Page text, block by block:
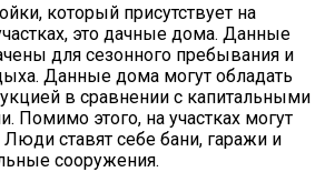
который присутствует на
это дачные дома. Данные
для сезонного пребывания и
Данные дома могут обладать
в сравнении с капитальными
Помимо этого, на участках могут
ставят себе бани, гаражи и
сооружения.